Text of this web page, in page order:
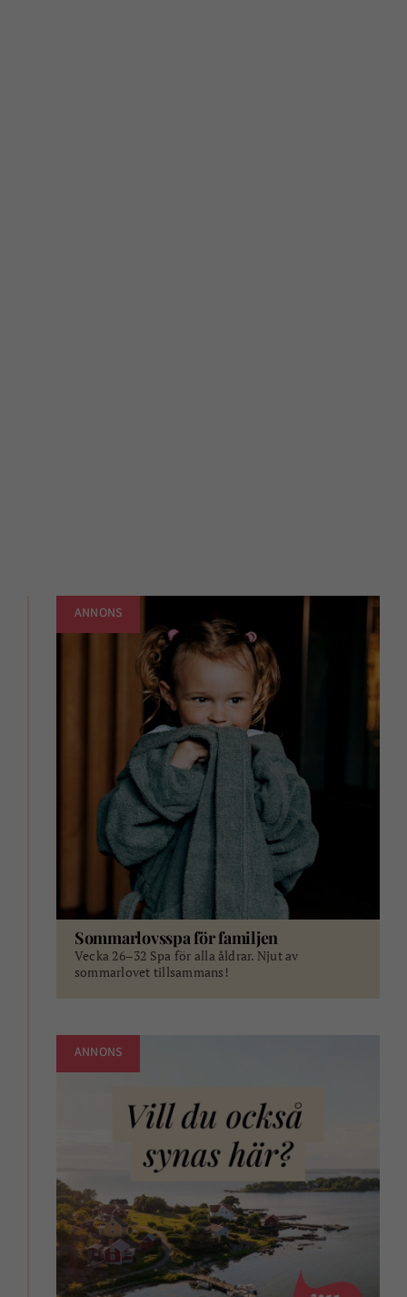
ANNONS
Sommarlovsspa för familjen
Vecka 26–32 Spa för alla åldrar. Njut av
sommarlovet tillsammans!
ANNONS